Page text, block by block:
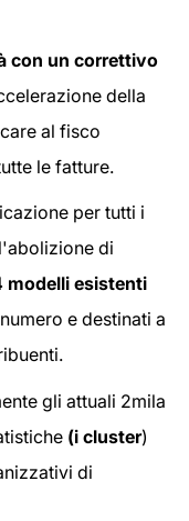
con un correttivo
della
al fisco
le fatture.
per tutti i
di
modelli esistenti
e destinati a
gli attuali 2mila
(i cluster)
di